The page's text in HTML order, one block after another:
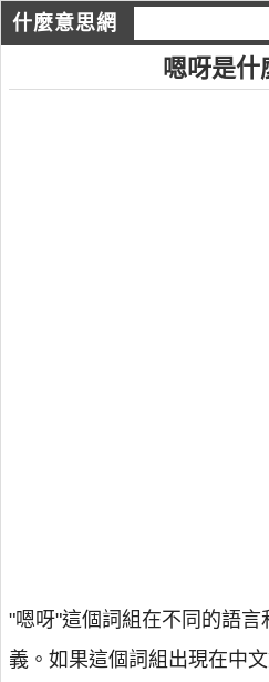
什麼意思網
嗯呀是什
"嗯呀"這個詞組在不同的語
義。如果這個詞組出現在中